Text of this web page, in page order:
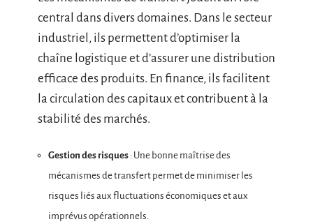
central dans divers domaines. Dans le secteur
industriel, ils permettent d’optimiser la
chaîne logistique et d’assurer une distribution
efficace des produits. En finance, ils facilitent
la circulation des capitaux et contribuent à la
stabilité des marchés.
Gestion des risques : Une bonne maîtrise des
mécanismes de transfert permet de minimiser les
risques liés aux fluctuations économiques et aux
imprévus opérationnels.